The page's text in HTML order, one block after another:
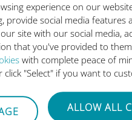
experience on our
provide social media features
site with our social media,
that you've provided to
with complete peace of
"Select" if you want to
ALLOW ALL
제 eSIM이